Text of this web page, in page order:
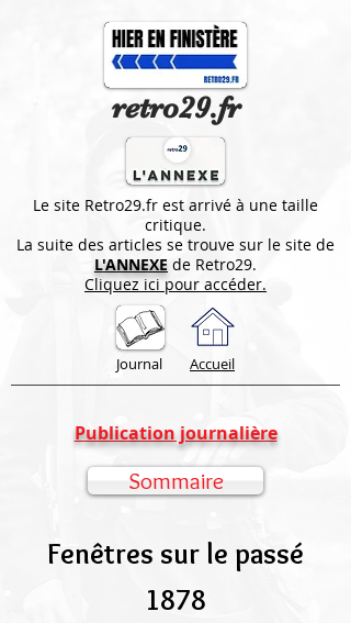
retro29.fr
Le site Retro29.fr est arrivé à une taille
critique.
La suite des articles se trouve sur le site de
L'ANNEXE de Retro29.
Cliquez ici pour accéder.
Journal Accueil
Publication journalière
Fenêtres sur le passé
1878
Sommaire